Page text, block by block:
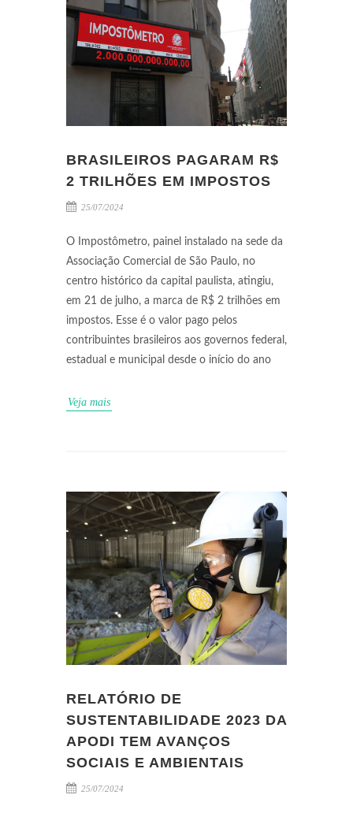
BRASILEIROS PAGARAM R$
2 TRILHÕES EM IMPOSTOS
25/07/2024
O Impostômetro, painel instalado na sede da
Associação Comercial de São Paulo, no
centro histórico da capital paulista, atingiu,
em 21 de julho, a marca de R$ 2 trilhões em
impostos. Esse é o valor pago pelos
contribuintes brasileiros aos governos federal,
estadual e municipal desde o início do ano
Veja mais
RELATÓRIO DE
SUSTENTABILIDADE 2023 DA
APODI TEM AVANÇOS
SOCIAIS E AMBIENTAIS
25/07/2024